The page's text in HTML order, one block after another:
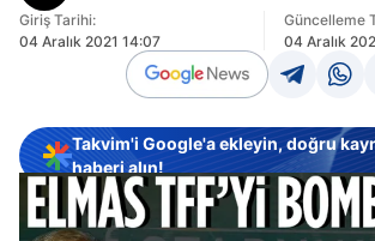
Giriş Tarihi:
04 Aralık 2021 14:07
Güncelleme
04 Aralık
Takvim'i Google'a ekleyin, doğru
haberi alın!